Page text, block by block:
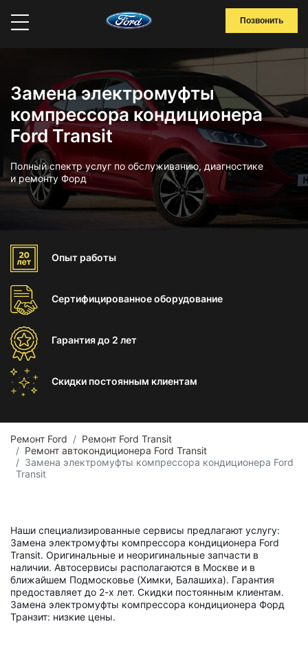
Позвонить
Замена электромуфты
компрессора кондиционера
Ford Transit
Полный спектр услуг по обслуживанию, диагностике
и ремонту Форд
Опыт работы
Сертифицированноеоборудование
Гарантиядо 2 лет
Скидки постоянным клиентам
Ремонт Ford
Ремонт Ford Transit
Ремонт автокондиционера Ford Transit
Замена электромуфты компрессора кондиционера Ford
Transit
Наши специализированные сервисы предлагают услугу:
Замена электромуфты компрессора кондиционера Ford
Transit. Оригинальные и неоригинальные запчасти в
наличии. Автосервисы располагаются в Москве и в
ближайшем Подмосковье (Химки, Балашиха). Гарантия
предоставляет до 2-х лет. Скидки постоянным клиентам.
Замена электромуфты компрессора кондиционера Форд
Транзит: низкие цены.